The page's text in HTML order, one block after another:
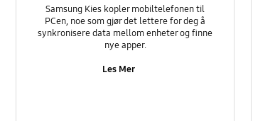
Samsung Kies kopler mobiltelefonen til
PCen, noe som gjør det lettere for deg å
synkronisere data mellom enheter og finne
nye apper.
Les Mer